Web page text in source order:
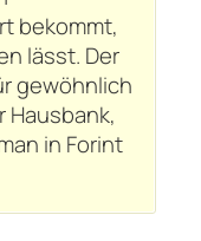
bekommt,
lässt. Der
gewöhnlich
Hausbank,
in Forint